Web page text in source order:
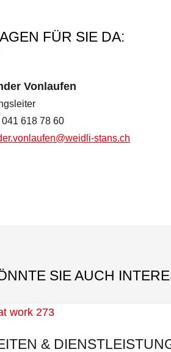
FÜR SIE DA:
Vonlaufen
041 618 78 60
stans.ch
SIE AUCH
&